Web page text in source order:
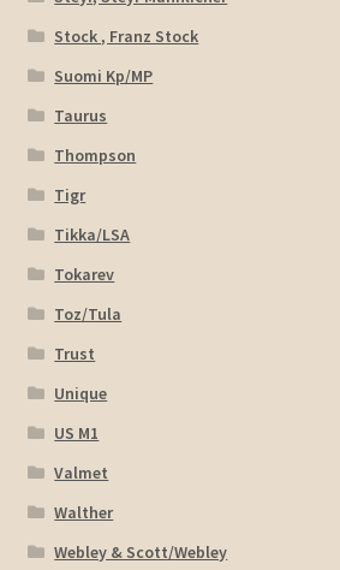
Stock , Franz Stock
Suomi Kp/MP
Taurus
Thompson
Tigr
Tikka/LSA
Tokarev
Toz/Tula
Trust
Unique
US M1
Valmet
Walther
Webley & Scott/Webley